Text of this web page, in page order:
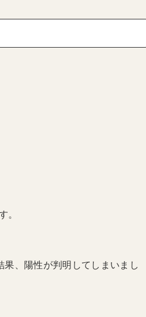
。
、陽性が判明してしまいまし